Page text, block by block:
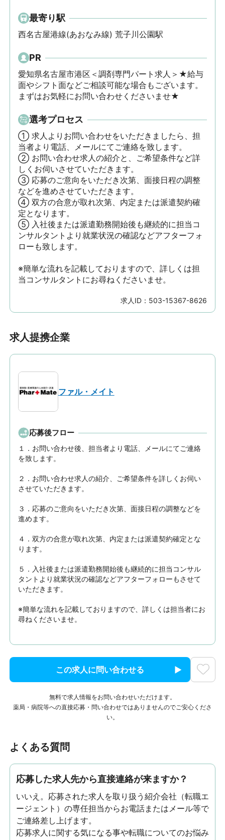
最寄り駅
西名古屋港線(あおなみ線) 荒子川公園駅
PR
愛知県名古屋市港区＜調剤専門パート求人＞★給与
面やシフト面などご相談可能な場合もございます。
まずはお気軽にお問い合わせくださいませ★
選考プロセス
① 求人よりお問い合わせをいただきましたら、担
当者より電話、メールにてご連絡を致します。
② お問い合わせ求人の紹介と、ご希望条件など詳
しくお伺いさせていただきます。
③ 応募のご意向をいただき次第、面接日程の調整
などを進めさせていただきます。
④ 双方の合意が取れ次第、内定または派遣契約確
定となります。
⑤ 入社後または派遣勤務開始後も継続的に担当コ
ンサルタントより就業状況の確認などアフターフォ
ローも致します。
※簡単な流れを記載しておりますので、詳しくは担
当コンサルタントにお尋ねくださいませ。
求人ID： 503-15367-8626
求人提携企業
ファル・メイト
応募後フロー
１．お問い合わせ後、担当者より電話、メールにてご連絡
を致します。
２．お問い合わせ求人の紹介、ご希望条件を詳しくお伺い
させていただきます。
３．応募のご意向をいただき次第、面接日程の調整などを
進めます。
４．双方の合意が取れ次第、内定または派遣契約確定とな
ります。
５．入社後または派遣勤務開始後も継続的に担当コンサル
タントより就業状況の確認などアフターフォローもさせて
いただきます。
※簡単な流れを記載しておりますので、詳しくは担当者にお
尋ねくださいませ。
この求人に問い合わせる
無料で求人情報をお問い合わせいただけます。
薬局・病院等への直接応募・問い合わせではありませんのでご安心くださ
い。
よくある質問
応募した求人先から直接連絡が来ますか？
いいえ。応募された求人を取り扱う紹介会社（転職エ
ージェント）の専任担当からお電話またはメール等で
ご連絡差し上げます。
応募求人に関する気になる事や転職についてのお悩み